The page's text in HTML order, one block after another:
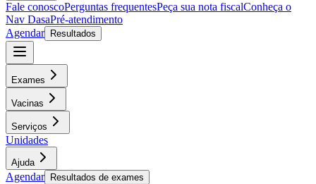
Fale conoscoPerguntas frequentesPeça sua nota fiscalConheça o
Nav DasaPré-atendimento
Agendar
Resultados
Exames
Vacinas
Serviços
Unidades
Ajuda
Agendar Resultados de exames